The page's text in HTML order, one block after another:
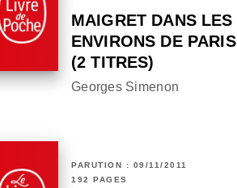
MAIGRET DANS LES
ENVIRONS DE PARIS
(2 TITRES)
Georges Simenon
PARUTION : 09/11/2011
192 PAGES